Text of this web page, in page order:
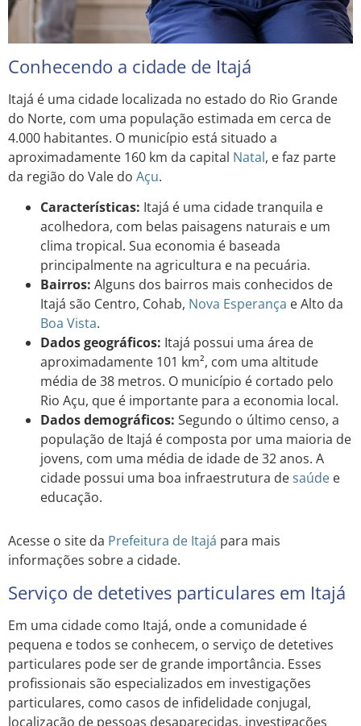
Conhecendo a cidade de Itajá
Itajá é uma cidade localizada no estado do Rio Grande
do Norte, com uma população estimada em cerca de
4.000 habitantes. O município está situado a
aproximadamente 160 km da capital Natal, e faz parte
da região do Vale do Açu.
Características: Itajá é uma cidade tranquila e
acolhedora, com belas paisagens naturais e um
clima tropical. Sua economia é baseada
principalmente na agricultura e na pecuária.
Bairros: Alguns dos bairros mais conhecidos de
Itajá são Centro, Cohab, Nova Esperança e Alto da
Boa Vista.
Dados geográficos: Itajá possui uma área de
aproximadamente 101 km², com uma altitude
média de 38 metros. O município é cortado pelo
Rio Açu, que é importante para a economia local.
Dados demográficos: Segundo o último censo, a
população de Itajá é composta por uma maioria de
jovens, com uma média de idade de 32 anos. A
cidade possui uma boa infraestrutura desaúde e
educação.
Acesse o site da Prefeitura de Itajá para mais
informações sobre a cidade.
Serviço de detetives particulares em Itajá
Em uma cidade como Itajá, onde a comunidade é
pequena e todos se conhecem, o serviço de detetives
particulares pode ser de grande importância. Esses
profissionais são especializados em investigações
particulares, como casos de infidelidade conjugal,
localização de pessoas desaparecidas, investigações